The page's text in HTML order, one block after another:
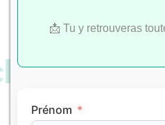
de
📩 Tu y retrouveras
Prénom